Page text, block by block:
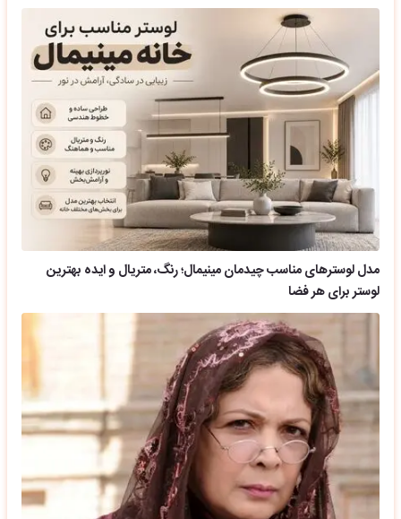
مدل لوسترهای مناسب چیدمان مینیمال؛ رنگ، متریال و ایده بهترین
لوستر برای هر فضا